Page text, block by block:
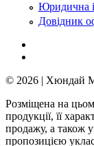
Юридична
Довідник
© 2026 | Хюндай
Розміщена на
продукції, її
продажу, а також
пропозицією